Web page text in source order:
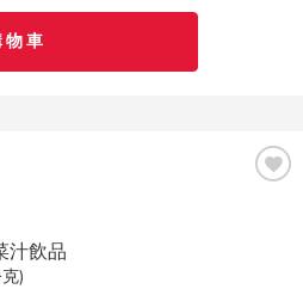
車
汁飲品
)